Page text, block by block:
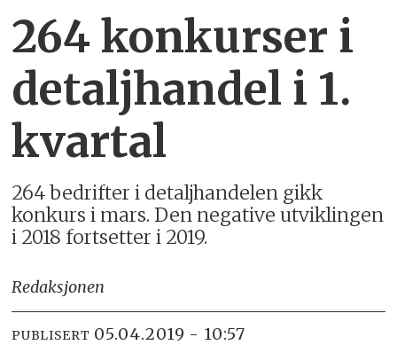
264 konkurser i
detaljhandel i 1.
kvartal
264 bedrifter i detaljhandelen gikk
konkurs i mars. Den negative utviklingen
i 2018 fortsetter i 2019.
Redaksjonen
PUBLISERT 05.04.2019 - 10:57